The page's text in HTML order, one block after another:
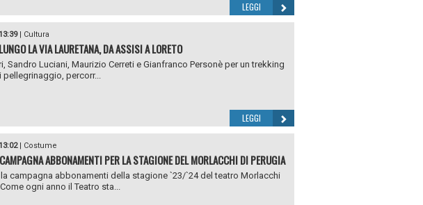
LEGGI
| Cultura
LA VIA LAURETANA, DA ASSISI A LORETO
Sandro Luciani, Maurizio Cerreti e Gianfranco Personè per un trekking
pellegrinaggio, percorr...
LEGGI
| Costume
ABBONAMENTI PER LA STAGIONE DEL MORLACCHI DI PERUGIA
campagna abbonamenti della stagione `23/`24 del teatro Morlacchi
ogni anno il Teatro sta...